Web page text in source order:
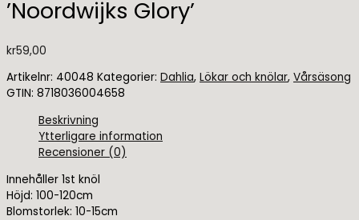
’Noordwijks Glory’
kr59,00
Artikelnr: 40048 Kategorier: Dahlia, Lökar och knölar, Vårsäsong
GTIN: 8718036004658
Beskrivning
Ytterligare information
Recensioner (0)
Innehåller 1st knöl
Höjd: 100-120cm
Blomstorlek: 10-15cm